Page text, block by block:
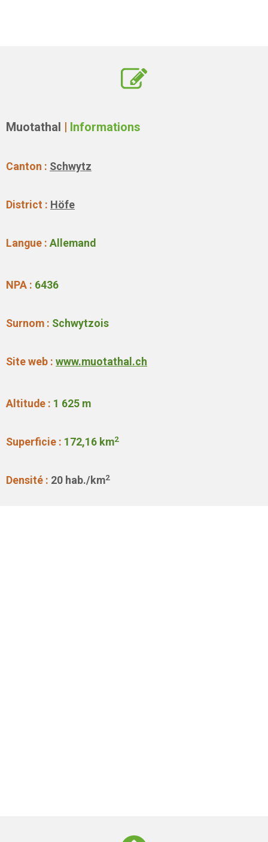
Muotathal Informations
Canton : Schwytz
District : Höfe
Langue : Allemand
NPA : 6436
Surnom : Schwytzois
Site web : www.muotathal.ch
Altitude : 1 625 m
Superficie : 172,16 km2
Densité : 20 hab./km2